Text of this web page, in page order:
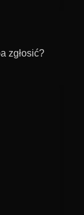
zgłosić?